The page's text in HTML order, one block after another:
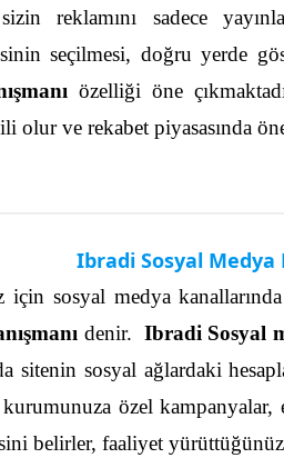
reklamını sadece
seçilmesi, doğru yerde
özelliği öne
olur ve rekabet piyasasında
Ibradi Sosyal Medya
için sosyal medya
denir. Ibradi Sosyal
sitenin sosyal ağlardaki
özel
belirler, faaliyet